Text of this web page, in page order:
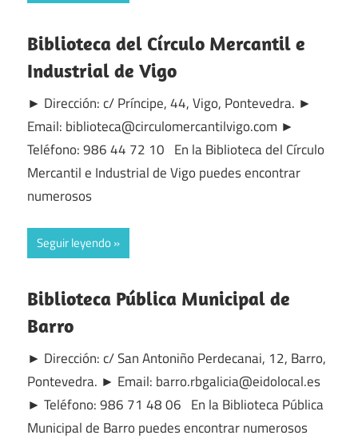
Biblioteca del Círculo Mercantil e
Industrial de Vigo
► Dirección: c/ Príncipe, 44, Vigo, Pontevedra. ►
Email: biblioteca@circulomercantilvigo.com ►
Teléfono: 986 44 72 10 En la Biblioteca del Círculo
Mercantil e Industrial de Vigo puedes encontrar
numerosos
Seguir leyendo
Biblioteca Pública Municipal de
Barro
► Dirección: c/ San Antoniño Perdecanai, 12, Barro,
Pontevedra. ► Email: barro.rbgalicia@eidolocal.es
► Teléfono: 986 71 48 06 En la Biblioteca Pública
Municipal de Barro puedes encontrar numerosos